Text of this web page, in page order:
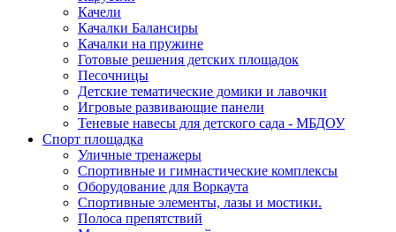
Качели
Качалки Балансиры
Качалки на пружине
Готовые решения детских площадок
Песочницы
Детские тематические домики и лавочки
Игровые развивающие панели
Теневые навесы для детского сада - МБДОУ
Спорт площадка
Уличные тренажеры
Спортивные и гимнастические комплексы
Оборудование для Воркаута
Спортивные элементы, лазы и мостики.
Полоса препятствий